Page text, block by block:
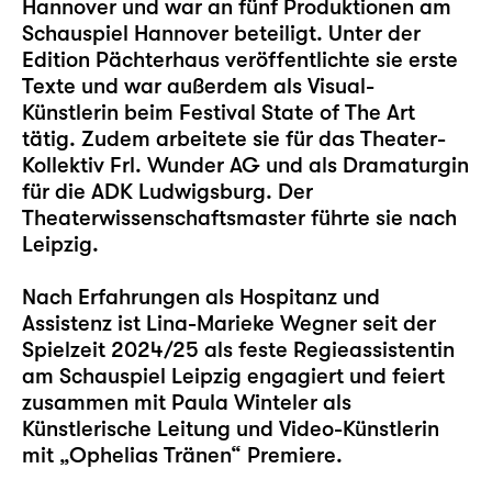
Hannover und war an fünf Produktionen am
Schauspiel Hannover beteiligt. Unter der
Edition Pächterhaus veröffentlichte sie erste
Texte und war außerdem als Visual-
Künstlerin beim Festival State of The Art
tätig. Zudem arbeitete sie für das Theater-
Kollektiv Frl. Wunder AG und als Dramaturgin
für die ADK Ludwigsburg. Der
Theaterwissenschaftsmaster führte sie nach
Leipzig.
Nach Erfahrungen als Hospitanz und
Assistenz ist Lina-Marieke Wegner seit der
Spielzeit 2024/25 als feste Regieassistentin
am Schauspiel Leipzig engagiert und feiert
zusammen mit Paula Winteler als
Künstlerische Leitung und Video-Künstlerin
mit „Ophelias Tränen“ Premiere.